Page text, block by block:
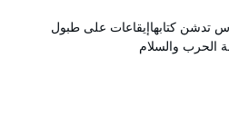
تدشن كتابهاإيقاعات على طبول
الحرب والسلام